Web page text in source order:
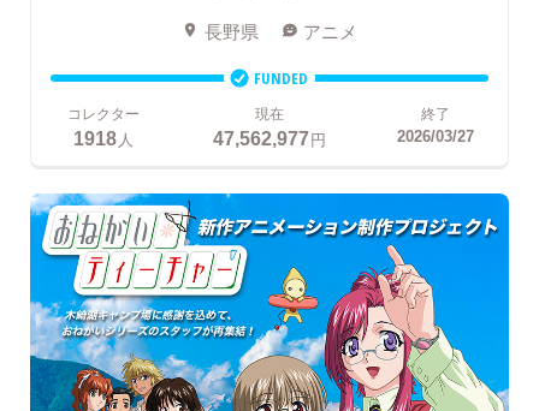
長野県 アニメ
FUNDED
コレクター
1918人
現在
47,562,977円
終了
2026/03/27